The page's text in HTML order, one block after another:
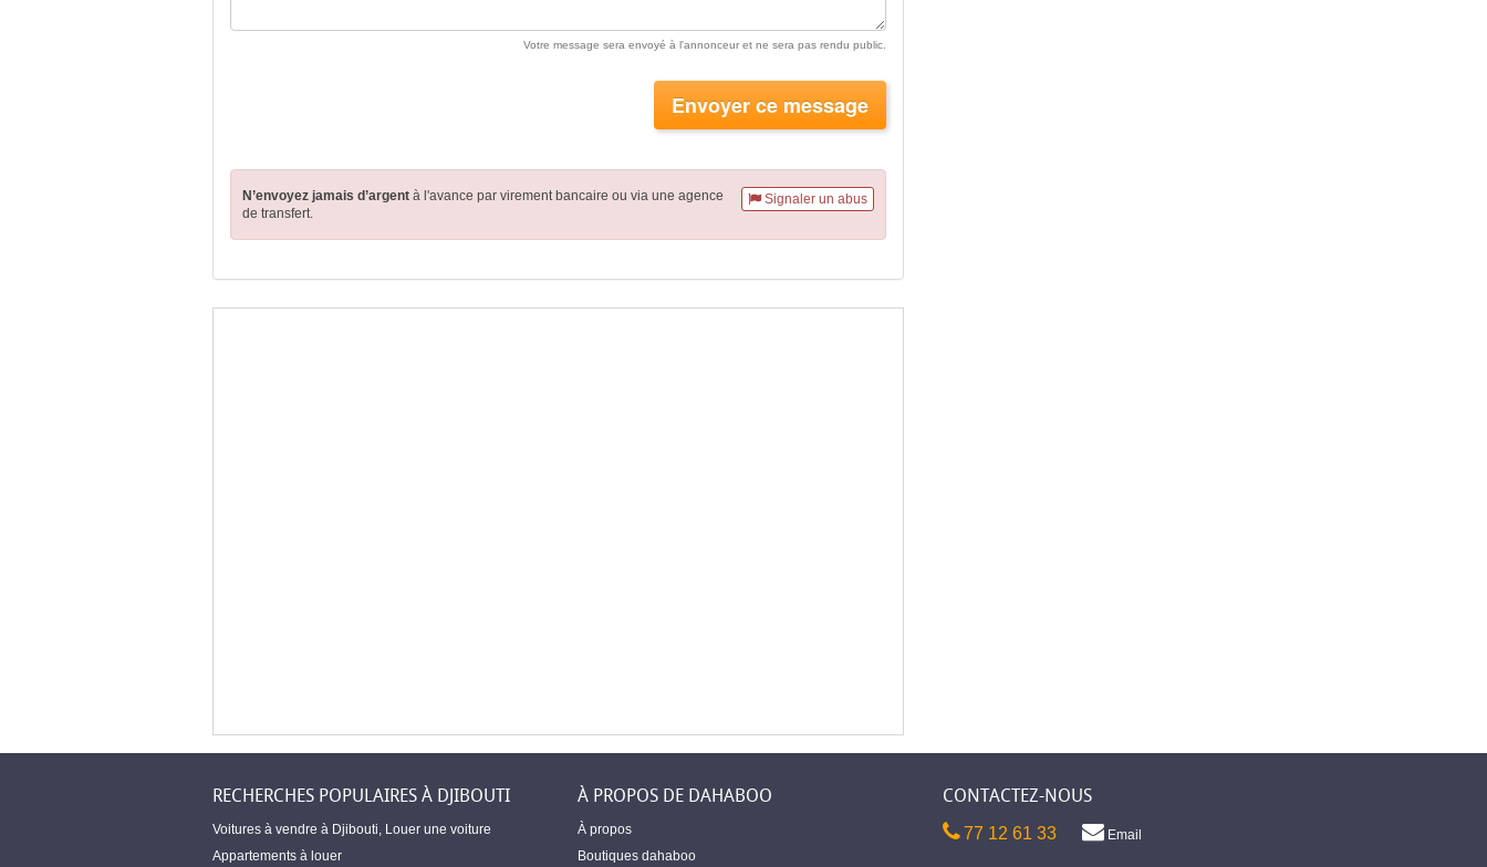
Votre message sera envoyé à l'annonceur et ne sera pas rendu public.
Envoyer ce message
Signaler un abus
N’envoyez jamais d’argent à l'avance par virement bancaire ou via une agence
de transfert.
RECHERCHES POPULAIRES À DJIBOUTI
Voitures à vendre à Djibouti Louer une voiture
Appartements à louer
À PROPOS DE DAHABOO
À propos
Boutiques dahaboo
CONTACTEZ-NOUS
77 12 61 33 Email